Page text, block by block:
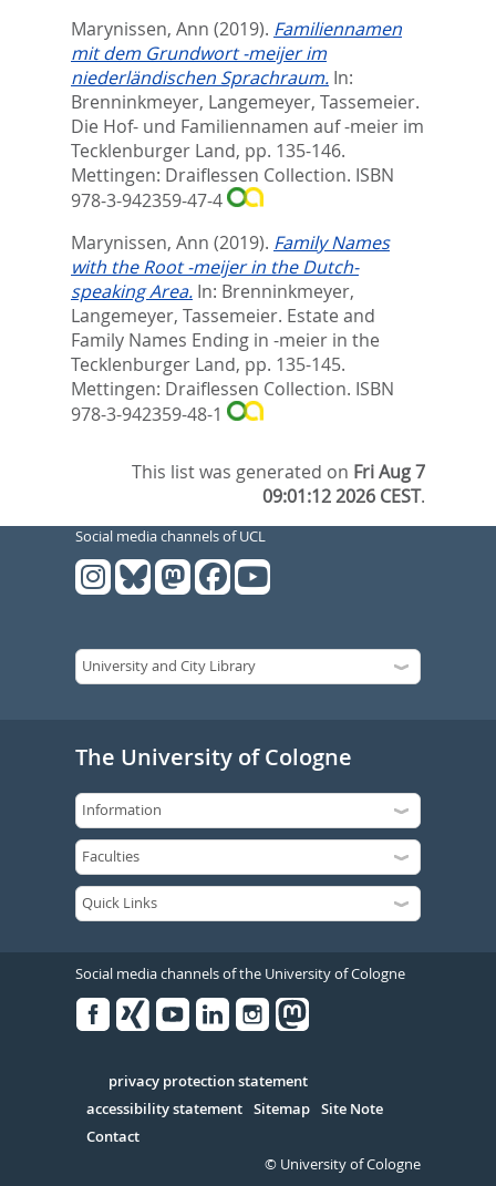
Marynissen, Ann (2019). Familiennamen
mit dem Grundwort -meijer im
niederländischen Sprachraum. In:
Brenninkmeyer, Langemeyer, Tassemeier.
Die Hof- und Familiennamen auf -meier im
Tecklenburger Land, pp. 135-146.
Mettingen: Draiflessen Collection. ISBN
978-3-942359-47-4
Marynissen, Ann (2019). Family Names
with the Root -meijer in the Dutch-
speaking Area. In: Brenninkmeyer,
Langemeyer, Tassemeier. Estate and
Family Names Ending in -meier in the
Tecklenburger Land, pp. 135-145.
Mettingen: Draiflessen Collection. ISBN
978-3-942359-48-1
This list was generated on Fri Aug 7
09:01:12 2026 CEST.
Social media channels of UCL
The University of Cologne
Social media channels of the University of Cologne
Serivce
privacy protection statement
accessibility statement Sitemap Site Note
Contact
© University of Cologne